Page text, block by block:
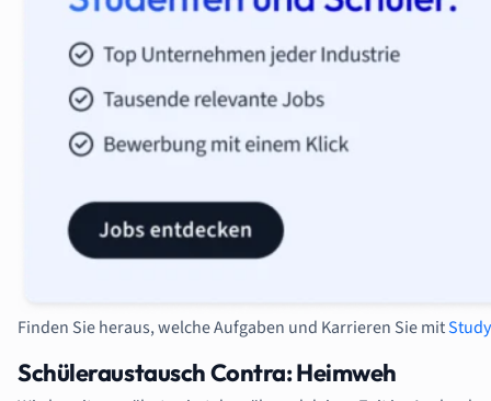
Finden Sie heraus, welche Aufgaben und Karrieren Sie mit
Schüleraustausch Contra: Heimweh